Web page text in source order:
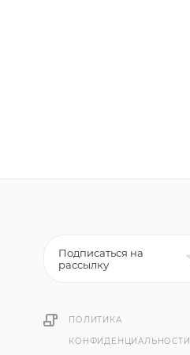
Подписаться на
рассылку
ПОЛИТИКА
КОНФИДЕНЦИАЛЬНОСТИ